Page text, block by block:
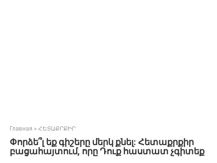
Главная » ՀԵՏԱՔՐՔԻՐ
Փորձե՞լ եք գիշերը մերկ քնել: Հետաքրքիր
բացահայտում, որը Դուք հաստատ չգիտեք